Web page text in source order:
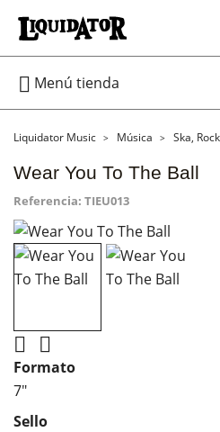
 Menú tienda
Liquidator Music Música Ska,
Wear You To The Ball
Referencia: TIEU013
 
Formato
7"
Sello